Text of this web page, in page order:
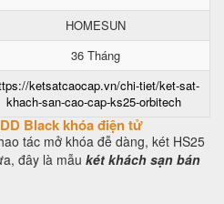
HOMESUN
36 Tháng
ketsatcaocap.vn/chi-tiet/ket-sat-
khach-san-cao-cap-ks25-orbitech
Black khóa điện tử
tác mở khóa đễ dàng, két HS25
đây là mẫu két khách sạn bán